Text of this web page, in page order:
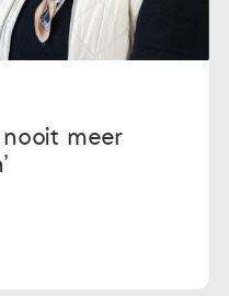
nooit meer